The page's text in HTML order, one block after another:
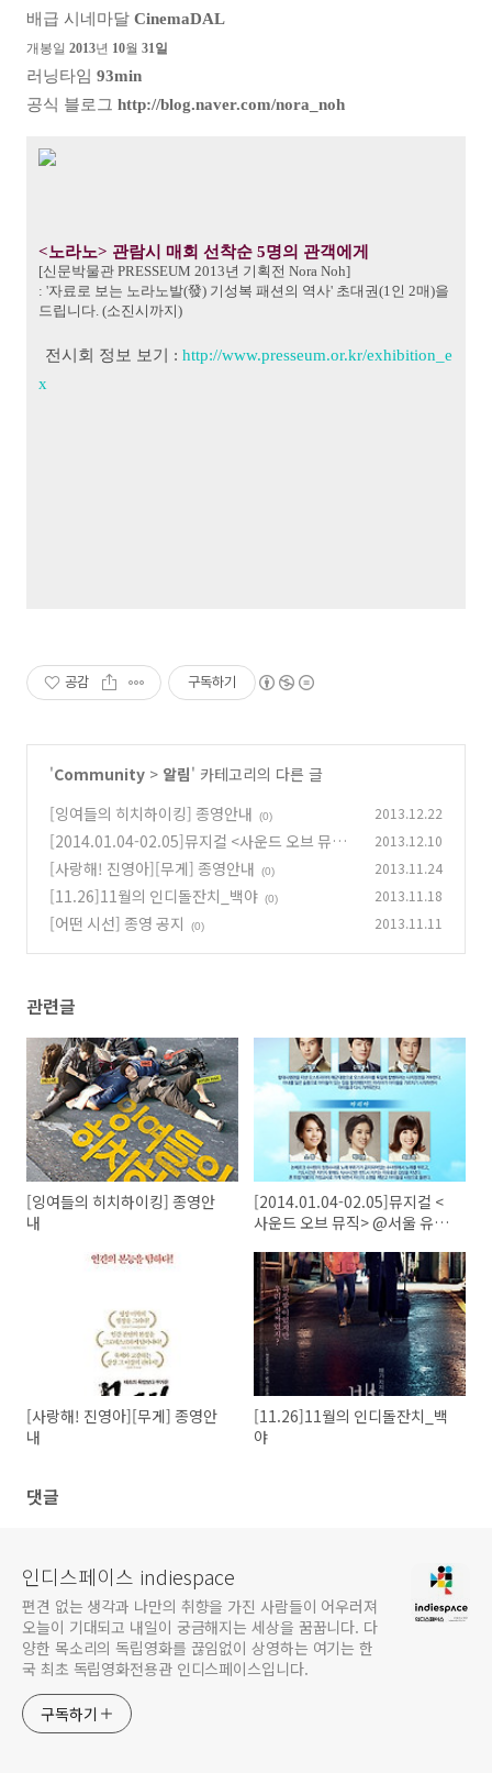
배급 시네마달 CinemaDAL
개봉일 2013년 10월 31일
러닝타임 93min
공식 블로그 http://blog.naver.com/nora_noh
<노라노> 관람시 매회 선착순 5명의 관객에게
[신문박물관 PRESSEUM 2013년 기획전 Nora Noh]
: '자료로 보는 노라노발(發) 기성복 패션의 역사' 초대권(1인 2매)을
드립니다. (소진시까지)
전시회 정보 보기 : http://www.presseum.or.kr/exhibition_e
x
공감 구독하기
'Community > 알림' 카테고리의 다른 글
[잉여들의 히치하이킹] 종영안내
(0) 2013.12.22
[2014.01.04-02.05]뮤지컬 <사운드 오브 뮤직>
@서울 유니버설아트센터 (0)
2013.12.10
[사랑해! 진영아][무게] 종영안내 (0) 2013.11.24
[11.26]11월의 인디돌잔치_백야 (0) 2013.11.18
[어떤 시선] 종영 공지 (0) 2013.11.11
관련글
[잉여들의 히치하이킹] 종영안
내
[2014.01.04-02.05]뮤지컬 <
사운드 오브 뮤직> @서울 유니
[사랑해! 진영아][무게] 종영안
내
[11.26]11월의 인디돌잔치_백
야
댓글
인디스페이스 indiespace
편견 없는 생각과 나만의 취향을 가진 사람들이 어우러져
오늘이 기대되고 내일이 궁금해지는 세상을 꿈꿉니다. 다
양한 목소리의 독립영화를 끊임없이 상영하는 여기는 한
국 최초 독립영화전용관 인디스페이스입니다.
구독하기